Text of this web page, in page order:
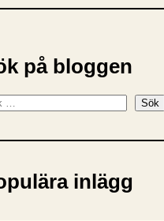
på bloggen
Sök
inlägg